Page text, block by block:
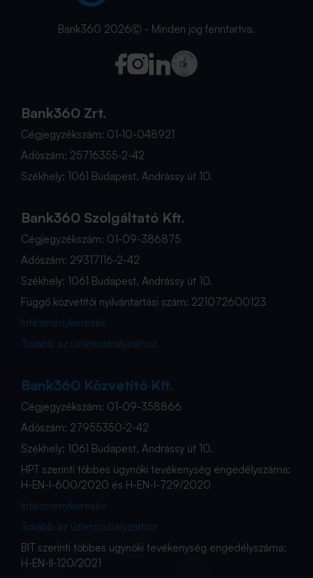
Bank360 2026Ⓒ - Minden jog fenntartva.
Bank360 Zrt.
Cégjegyzékszám: 01-10-048921
Adószám: 25716355-2-42
Székhely: 1061 Budapest, Andrássy út 10.
Bank360 Szolgáltató Kft.
Cégjegyzékszám: 01-09-386875
Adószám: 29317116-2-42
Székhely: 1061 Budapest, Andrássy út 10.
Függő közvetítői nyilvántartási szám: 221072600123
Intézménykeresés
Tovább az üzletszabályzathoz
Bank360 Közvetítő Kft.
Cégjegyzékszám: 01-09-358866
Adószám: 27955350-2-42
Székhely: 1061 Budapest, Andrássy út 10.
HPT szerinti többes ügynöki tevékenység engedélyszáma:
H-EN-I-600/2020 és H-EN-I-729/2020
Intézménykeresés
Tovább az üzletszabályzathoz
BIT szerinti többes ügynöki tevékenység engedélyszáma:
H-EN-II-120/2021